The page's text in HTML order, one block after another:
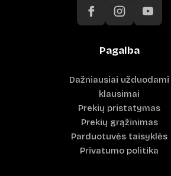
Pagalba
Dažniausiai užduodami
klausimai
Prekių pristatymas
Prekių grąžinimas
Parduotuvės taisyklės
Privatumo politika